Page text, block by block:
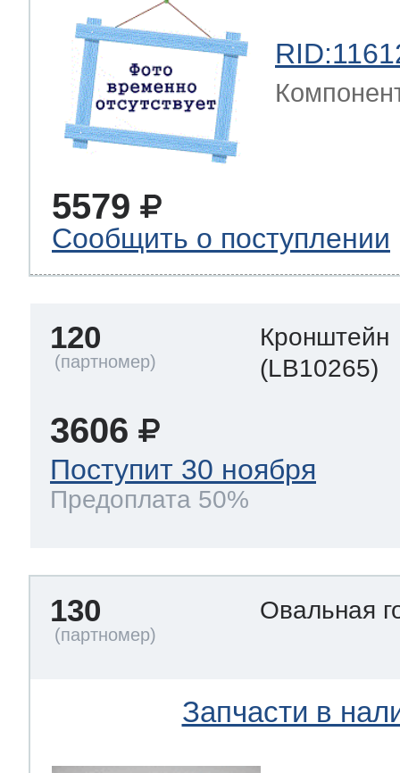
5579
Сообщить о поступлении
120
Кронштейн
(LB10265)
3606
Поступит 30 ноября
Предоплата 50%
130 Овальная
Запчасти в